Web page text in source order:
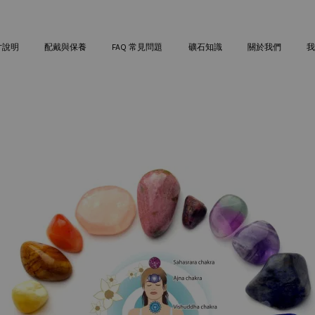
明 配戴與保養 FAQ 常見問題 礦石知識 關於我們
繼續購物